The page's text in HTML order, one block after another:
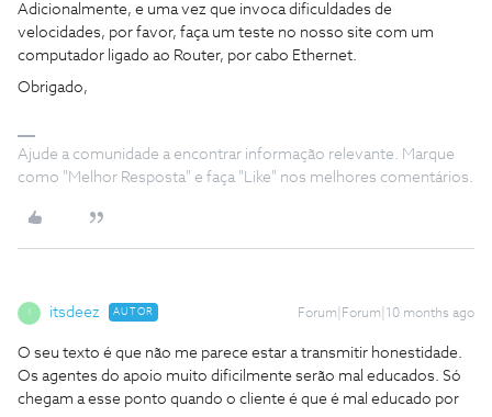
Adicionalmente, e uma vez que invoca dificuldades de
velocidades, por favor, faça um teste no nosso site com um
computador ligado ao Router, por cabo Ethernet.
Obrigado,
Ajude a comunidade a encontrar informação relevante. Marque
como "Melhor Resposta" e faça "Like" nos melhores comentários.
itsdeez AUTOR Forum|Forum|10 months ago
O seu texto é que não me parece estar a transmitir honestidade.
Os agentes do apoio muito dificilmente serão mal educados. Só
chegam a esse ponto quando o cliente é que é mal educado por